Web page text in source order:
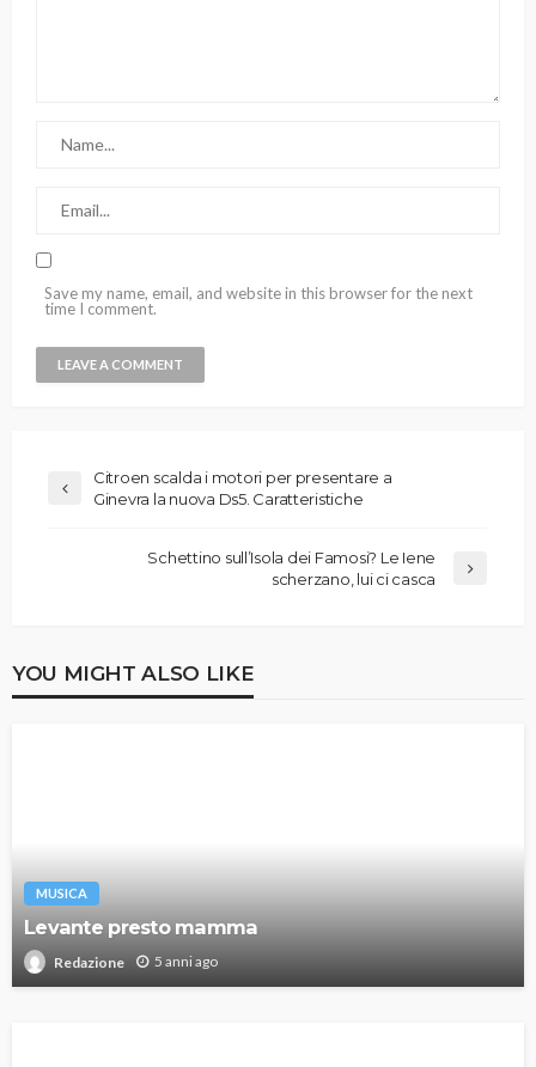
Save my name, email, and website in this browser for the next
time I comment.
Citroen scalda i motori per presentare a
Ginevra la nuova Ds5. Caratteristiche
Schettino sull’Isola dei Famosi? Le Iene
scherzano, lui ci casca
YOU MIGHT ALSO LIKE
MUSICA
Levante presto mamma
Redazione 5 anni ago